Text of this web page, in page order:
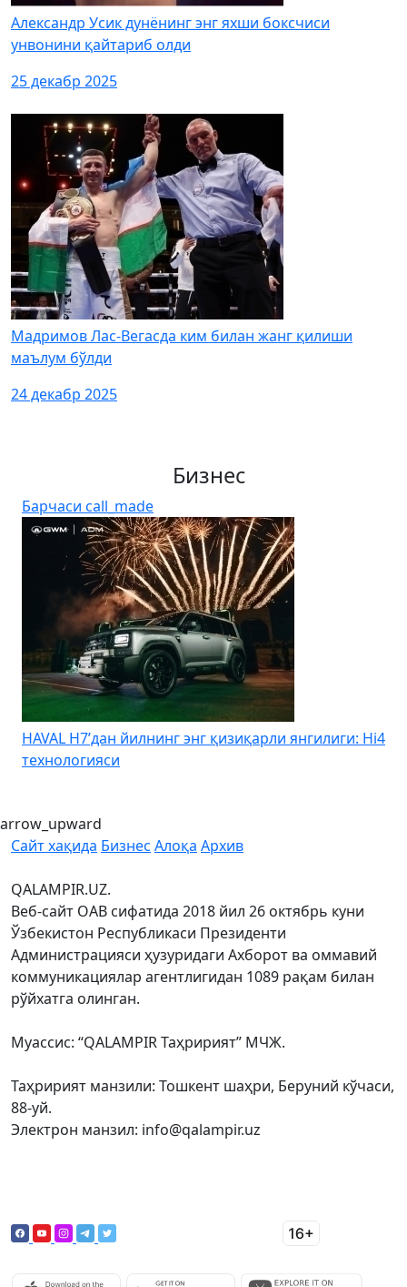
Александр Усик дунёнинг энг яхши боксчиси
унвонини қайтариб олди
25 декабр 2025
Мадримов Лас-Вегасда ким билан жанг қилиши
маълум бўлди
24 декабр 2025
Бизнес
Барчаси call_made
HAVAL H7’дан йилнинг энг қизиқарли янгилиги: Hi4
технологияси
arrow_upward
Сайт хақида Бизнес Алоқа Архив
QALAMPIR.UZ.
Веб-сайт ОАВ сифатида 2018 йил 26 октябрь куни
Ўзбекистон Республикаси Президенти
Администрацияси ҳузуридаги Ахборот ва оммавий
коммуникациялар агентлигидан 1089 рақам билан
рўйхатга олинган.
Муассис: “QALAMPIR Таҳририят” МЧЖ.
Таҳририят манзили: Тошкент шаҳри, Беруний кўчаси,
88-уй.
Электрон манзил: info@qalampir.uz